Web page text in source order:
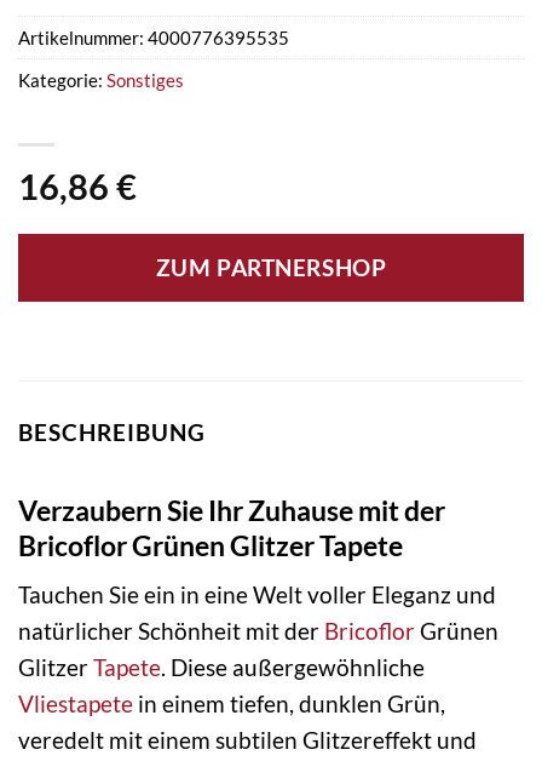
16,86 €
ZUM PARTNERSHOP
Artikelnummer: 4000776395535
Kategorie: Sonstiges
BESCHREIBUNG
Verzaubern Sie Ihr Zuhause mit der
Bricoflor Grünen Glitzer Tapete
Tauchen Sie ein in eine Welt voller Eleganz und
natürlicher Schönheit mit der BricoflorGrünen
GlitzerTapete. Diese außergewöhnliche
Vliestapete in einem tiefen, dunklen Grün,
veredelt mit einem subtilen Glitzereffekt und